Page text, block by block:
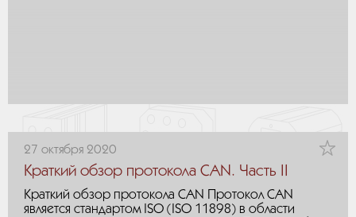
27 октября 2020
Краткий обзор протокола CAN. Часть II
Краткий обзор протокола CAN Протокол CAN
является стандартом ISO (ISO 11898) в области